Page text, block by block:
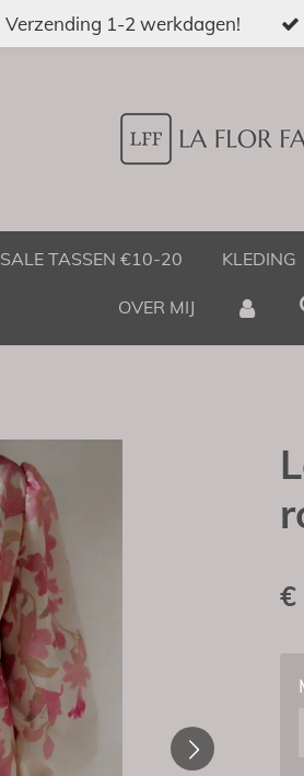
Verzending 1-2 werkdagen!
SALE TASSEN €10-20 KLEDING
OVER MIJ
€